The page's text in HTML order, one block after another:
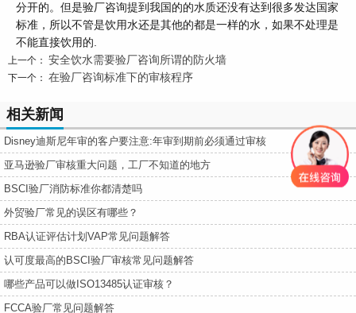
分开的。但是验厂咨询提到我国的的水质还没有达到很多发达国家
标准，所以不管是饮用水还是其他的都是一样的水，如果不处理是
不能直接饮用的.
上一个： 安全饮水需要验厂咨询所谓的防火墙
下一个： 在验厂咨询标准下的审核程序
相关新闻
Disney迪斯尼年审的客户要注意:年审到期前必须通过审核
亚马逊验厂审核重大问题，工厂不知道的地方
BSCI验厂消防标准你都清楚吗
外贸验厂常见的误区有哪些？
RBA认证评估计划VAP常见问题解答
认可度最高的BSCI验厂审核常见问题解答
哪些产品可以做ISO13485认证审核？
FCCA验厂常见问题解答